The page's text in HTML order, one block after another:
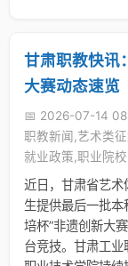
甘肃职教快讯
大赛动态速览
📅 2026-07-14
职教新闻,艺术类
就业政策,职业院
近日，甘肃省艺
生提供最后一批本
培杯”非遗创新大
台竞技。甘肃工